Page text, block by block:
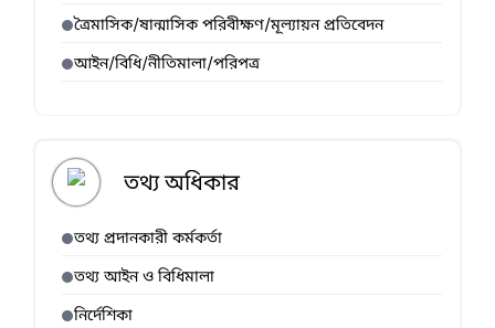
ত্রৈমাসিক/ষান্মাসিক পরিবীক্ষণ/মূল্যায়ন প্রতিবেদন
আইন/বিধি/নীতিমালা/পরিপত্র
তথ্য অধিকার
তথ্য প্রদানকারী কর্মকর্তা
তথ্য আইন ও বিধিমালা
নির্দেশিকা